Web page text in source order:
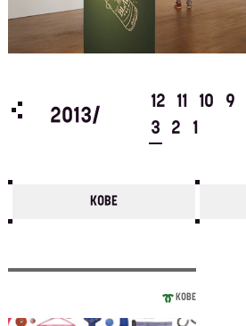
4
2013/
12 11 10 9
3
2 1
KOBE
KOBE